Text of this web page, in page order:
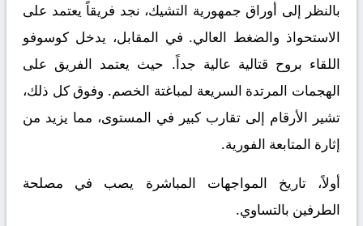
بالنظر إلى أوراق جمهورية التشيك، نجد فريقاً يعتمد على
الاستحواذ والضغط العالي. في المقابل، يدخل كوسوفو
اللقاء بروح قتالية عالية جداً. حيث يعتمد الفريق على
الهجمات المرتدة السريعة لمباغتة الخصم. وفوق كل ذلك،
تشير الأرقام إلى تقارب كبير في المستوى، مما يزيد من
إثارة المتابعة الفورية.
أولاً، تاريخ المواجهات المباشرة يصب في مصلحة
الطرفين بالتساوي.